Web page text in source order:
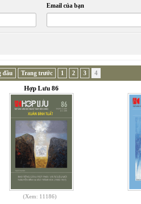
Email của bạn
đầu Trang trước 1 2 3 4
Hợp Lưu 86
(Xem: 11186)